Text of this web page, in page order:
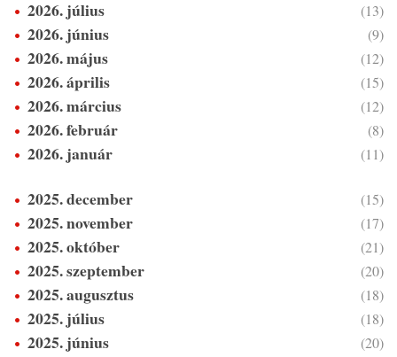
2026. július (13)
2026. június (9)
2026. május (12)
2026. április (15)
2026. március (12)
2026. február (8)
2026. január (11)
2025. december (15)
2025. november (17)
2025. október (21)
2025. szeptember (20)
2025. augusztus (18)
2025. július (18)
2025. június (20)